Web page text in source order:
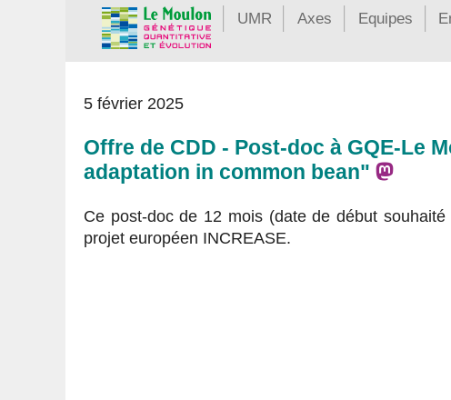
UMR Axes Equipes
5 février 2025
Offre de CDD - Post-doc à GQE-Le
adaptation in common bean"
Ce post-doc de 12 mois (date de début
projet européen INCREASE.